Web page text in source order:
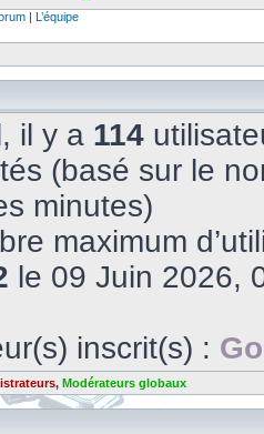
| L’équipe
il y a 114
(basé sur le
minutes)
maximum
le 09 Juin 2026,
inscrit(s) :
, Modérateurs globaux